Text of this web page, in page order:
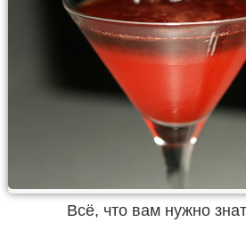
Всё, что вам нужно